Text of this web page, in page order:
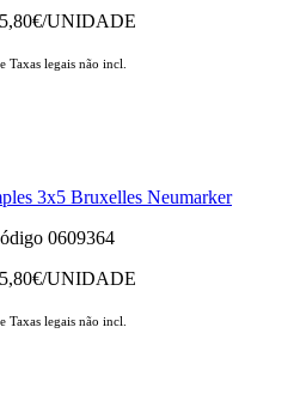
€/UNIDADE
Taxas legais não incl.
3x5 Bruxelles Neumarker
0609364
€/UNIDADE
Taxas legais não incl.